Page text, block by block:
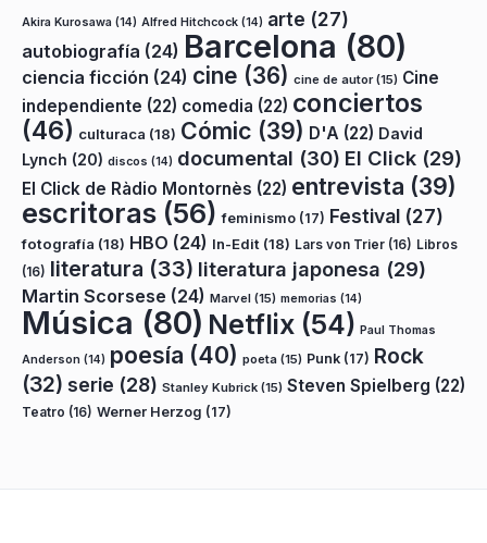
Akira Kurosawa (14) Alfred Hitchcock (14) arte (27)
autobiografía (24) Barcelona (80)
ciencia ficción (24) cine (36) cine de autor(15) Cine
independiente (22) comedia (22) conciertos
(46) culturaca (18) Cómic (39) D'A (22) David
Lynch (20) discos (14) documental (30) El Click (29)
El Click de Ràdio Montornès (22) entrevista (39)
escritoras (56) feminismo (17) Festival (27)
fotografía (18) HBO (24) In-Edit (18) Lars von Trier (16) Libros
(16) literatura (33) literatura japonesa (29)
Martin Scorsese (24) Marvel (15) memorias (14)
Música (80) Netflix (54) Paul Thomas
Anderson (14) poesía (40) poeta (15) Punk (17) Rock
(32) serie (28) Stanley Kubrick (15) Steven Spielberg (22)
Teatro (16) Werner Herzog (17)